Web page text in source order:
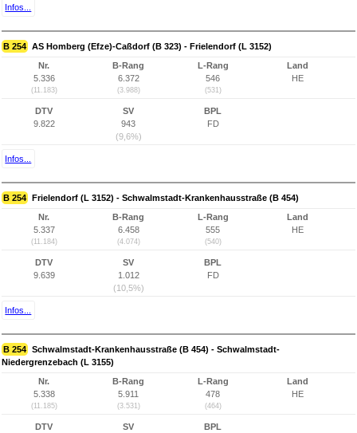
Infos...
B 254 AS Homberg (Efze)-Caßdorf (B 323) - Frielendorf (L 3152)
Nr.
5.336
(11.183)
B-Rang
6.372
(3.988)
L-Rang
546
(531)
Land
HE
DTV
9.822
SV
943
(9,6%)
BPL
FD
Infos...
B 254 Frielendorf (L 3152) - Schwalmstadt-Krankenhausstraße (B 454)
Nr.
5.337
(11.184)
B-Rang
6.458
(4.074)
L-Rang
555
(540)
Land
HE
DTV
9.639
SV
1.012
(10,5%)
BPL
FD
Infos...
B 254 Schwalmstadt-Krankenhausstraße (B 454) - Schwalmstadt-
Niedergrenzebach (L 3155)
Nr.
5.338
(11.185)
B-Rang
5.911
(3.531)
L-Rang
478
(464)
Land
HE
DTV
SV
BPL